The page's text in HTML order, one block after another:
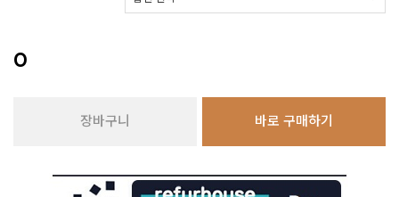
0
장바구니 바로 구매하기